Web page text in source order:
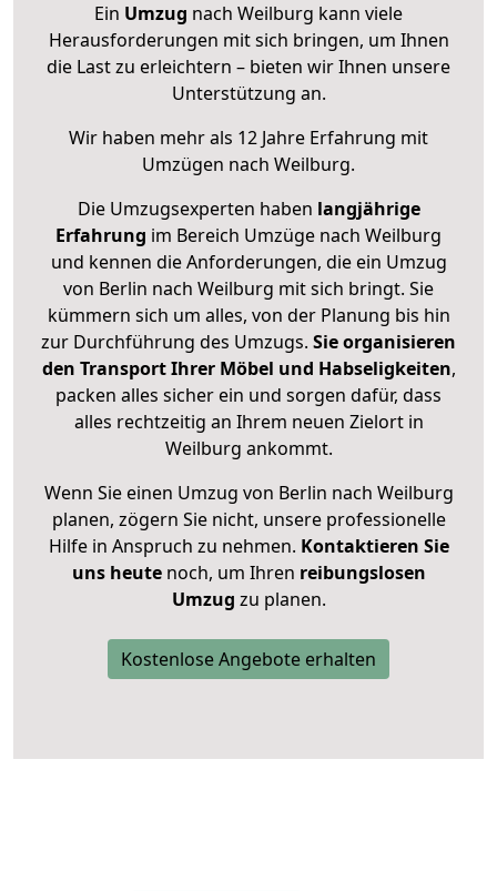
Ein Umzug nach Weilburg kann viele
Herausforderungen mit sich bringen, um Ihnen
die Last zu erleichtern – bieten wir Ihnen unsere
Unterstützung an.
Wir haben mehr als 12 Jahre Erfahrung mit
Umzügen nach Weilburg.
Die Umzugsexperten haben langjährige
Erfahrung im Bereich Umzüge nach Weilburg
und kennen die Anforderungen, die ein Umzug
von Berlin nach Weilburg mit sich bringt. Sie
kümmern sich um alles, von der Planung bis hin
zur Durchführung des Umzugs. Sie organisieren
den Transport Ihrer Möbel und Habseligkeiten,
packen alles sicher ein und sorgen dafür, dass
alles rechtzeitig an Ihrem neuen Zielort in
Weilburg ankommt.
Wenn Sie einen Umzug von Berlin nach Weilburg
planen, zögern Sie nicht, unsere professionelle
Hilfe in Anspruch zu nehmen. Kontaktieren Sie
uns heutenoch, um Ihren reibungslosen
Umzug zu planen.
Kostenlose Angebote erhalten